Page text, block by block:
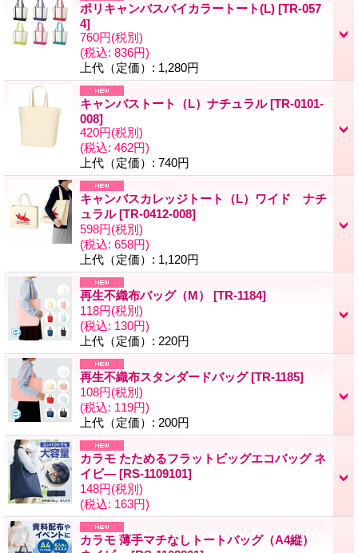
ポリキャンバスバイカラートート(L) [TR-057
4]
760円(税別)
(税込: 836円)
上代（定価） : 1,280円
キャンバストート（L）ナチュラル[TR-0101-
008]
420円(税別)
(税込: 462円)
上代（定価） : 740円
キャンバスカレッジトート（L）ワイド ナチ
ュラル[TR-0412-008]
598円(税別)
(税込: 658円)
上代（定価） : 1,120円
再生不織布バッグ（M） [TR-1184]
118円(税別)
(税込: 130円)
上代（定価） : 220円
再生不織布スタンダードバッグ[TR-1185]
108円(税別)
(税込: 119円)
上代（定価） : 200円
カラモ たためるフラットビッグエコバッグ ネ
イビ― [RS-1109101]
148円(税別)
(税込: 163円)
カラモ 薄手マチなしトートバッグ（A4縦）